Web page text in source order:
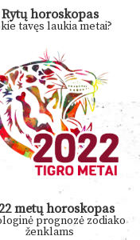
Rytų horoskopas
tavęs laukia metai?
metų horoskopas
prognozė zodiako
ženklams